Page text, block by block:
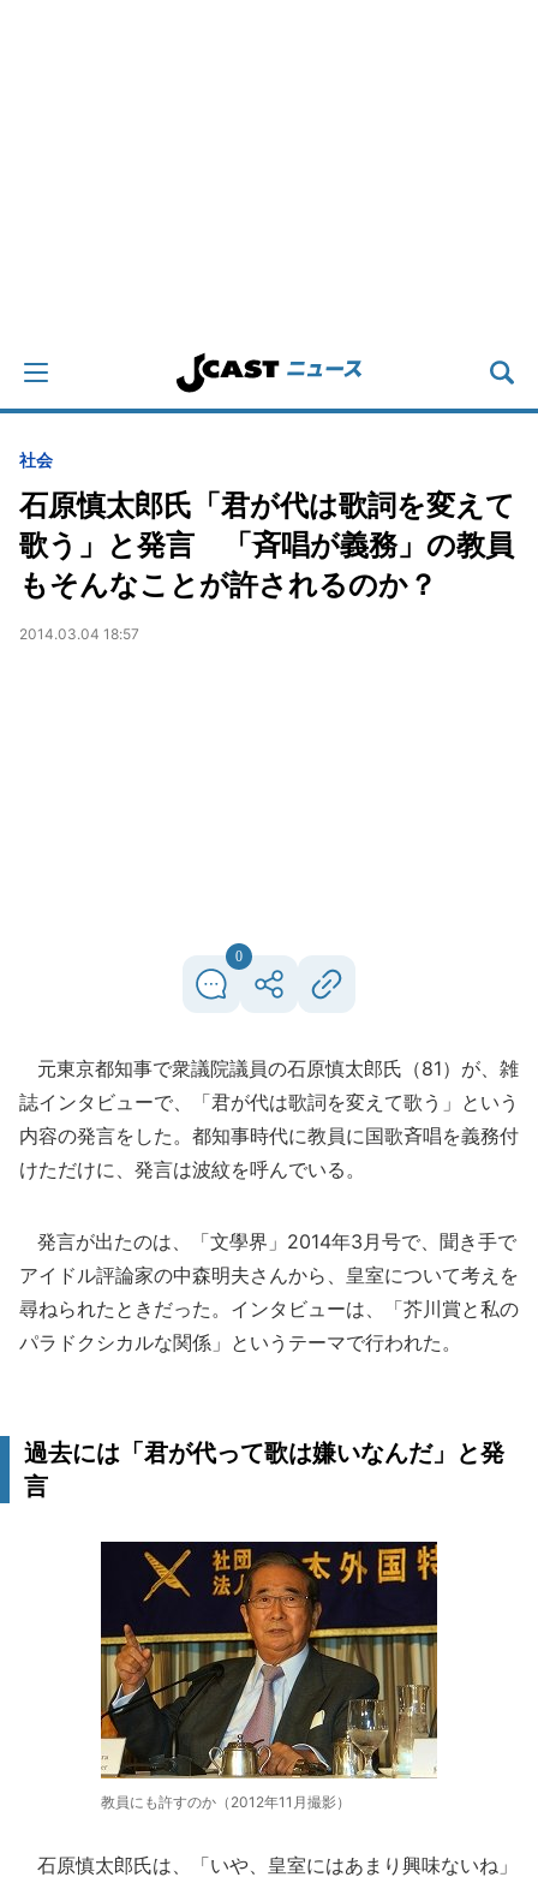
社会
石原慎太郎氏「君が代は歌詞を変えて
歌う」と発言 「斉唱が義務」の教員
もそんなことが許されるのか？
2014.03.04 18:57
0
元東京都知事で衆議院議員の石原慎太郎氏（81）が、雑
誌インタビューで、「君が代は歌詞を変えて歌う」という
内容の発言をした。都知事時代に教員に国歌斉唱を義務付
けただけに、発言は波紋を呼んでいる。
発言が出たのは、「文學界」2014年3月号で、聞き手で
アイドル評論家の中森明夫さんから、皇室について考えを
尋ねられたときだった。インタビューは、「芥川賞と私の
パラドクシカルな関係」というテーマで行われた。
過去には「君が代って歌は嫌いなんだ」と発
言
教員にも許すのか（2012年11月撮影）
石原慎太郎氏は、「いや、皇室にはあまり興味ないね」